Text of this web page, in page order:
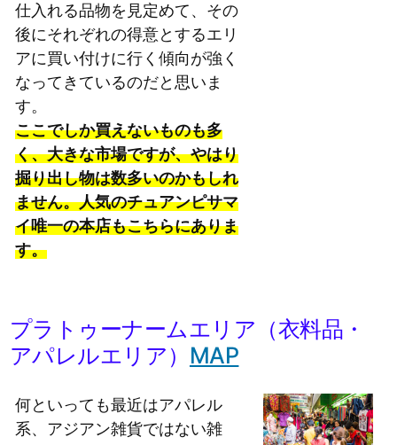
仕入れる品物を見定めて、その
後にそれぞれの得意とするエリ
アに買い付けに行く傾向が強く
なってきているのだと思いま
す。
ここでしか買えないものも多
く、大きな市場ですが、やはり
掘り出し物は数多いのかもしれ
ません。人気のチュアンピサマ
イ唯一の本店もこちらにありま
す。
プラトゥーナームエリア（衣料品・
アパレルエリア） MAP
何といっても最近はアパレル
系、アジアン雑貨ではない雑